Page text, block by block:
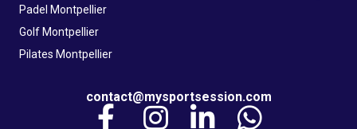
Padel Montpellier
Golf Montpellier
Pilates Montpellier
contact@mysportsession.com